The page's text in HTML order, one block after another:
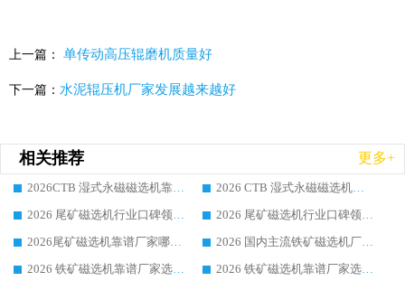
上一篇： 单传动高压辊磨机质量好
下一篇： 水泥辊压机厂家发展越来越好
相关推荐 更多+
2026CTB 湿式永磁磁选机靠谱厂家实力排行榜 铁矿选矿设备采购全流程选购指南
2026 CTB 湿式永磁磁选机选购指南|行业口碑良好品牌推荐，领域强者华体会手机网页版-华体会(中国)
2026 尾矿磁选机行业口碑领域强者，源头直供国内主流厂家华体会手机网页版-华体会(中国) 一站式服务
2026 尾矿磁选机行业口碑领域强者，源头直供国内主流厂家华体会手机网页版-华体会(中国) 一站式服务
2026尾矿磁选机靠谱厂家哪家好 行业口碑领域强者华体会手机网页版-华体会(中国) 推荐
2026 国内主流铁矿磁选机厂家选购指南|行业口碑好品牌推荐，领域强者华体会手机网页版-华体会(中国)
2026 铁矿磁选机靠谱厂家选购全攻略 行业标杆华体会手机网页版-华体会(中国) 设备性价比出众
2026 铁矿磁选机靠谱厂家选购指南，领域强者华体会手机网页版-华体会(中国) 铁矿磁选机性价比高